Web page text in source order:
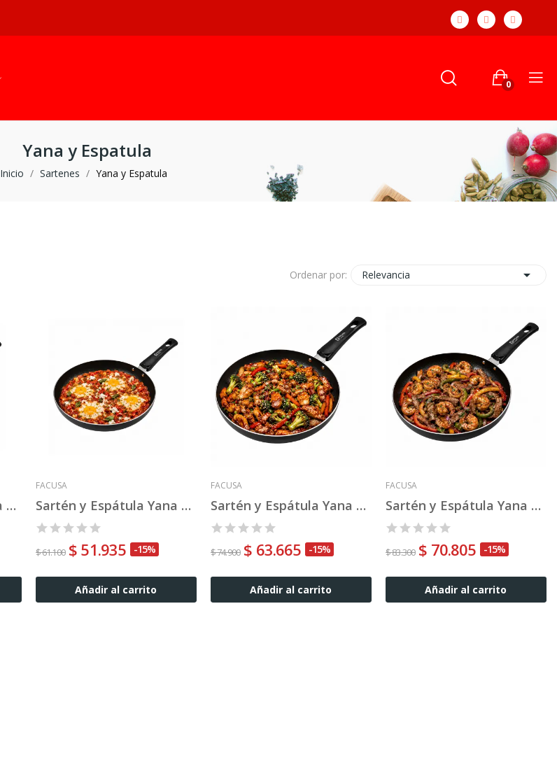
0
Yana y Espatula
Inicio Sartenes Yana y Espatula
Ordenar por: Relevancia 
Sartén y Espátula Yana 18"
FACUSA
Sartén y Espátula Yana 20"
$ 61.100 $ 51.935 -15%
Añadir al carrito
FACUSA
Sartén y Espátula Yana 24"
$ 74.900 $ 63.665 -15%
Añadir al carrito
FACUSA
Sartén y Espátula Yana 26"
$ 83.300 $ 70.805 -15%
Añadir al carrito